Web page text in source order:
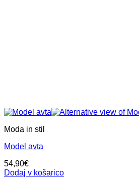
Moda in stil
Model avta
54,90€
Dodaj v košarico